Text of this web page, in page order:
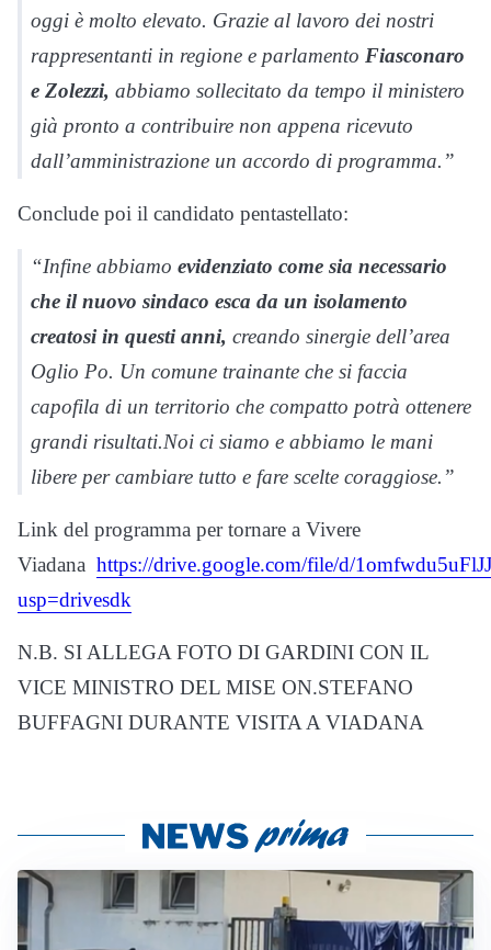
oggi è molto elevato. Grazie al lavoro dei nostri
rappresentanti in regione e parlamento Fiasconaro
e Zolezzi, abbiamo sollecitato da tempo il ministero
già pronto a contribuire non appena ricevuto
dall’amministrazione un accordo di programma.”
Conclude poi il candidato pentastellato:
“Infine abbiamo evidenziato come sia necessario
che il nuovo sindaco esca da un isolamento
creatosi in questi anni, creando sinergie dell’area
Oglio Po. Un comune trainante che si faccia
capofila di un territorio che compatto potrà ottenere
grandi risultati.Noi ci siamo e abbiamo le mani
libere per cambiare tutto e fare scelte coraggiose.”
Link del programma per tornare a Vivere
Viadana https://drive.google.com/file/d/
usp=drivesdk
N.B. SI ALLEGA FOTO DI GARDINI CON IL
VICE MINISTRO DEL MISE ON.STEFANO
BUFFAGNI DURANTE VISITA A VIADANA